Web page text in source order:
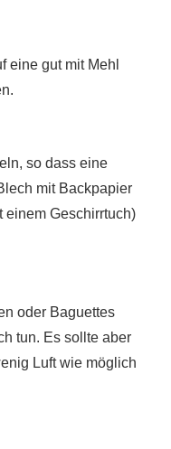
eine gut mit Mehl
so dass eine
mit Backpapier
einem Geschirrtuch)
oder Baguettes
tun. Es sollte aber
Luft wie möglich